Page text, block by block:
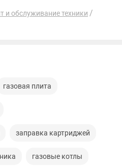
и обслуживание техники
газовая плита
заправка картриджей
газовые котлы